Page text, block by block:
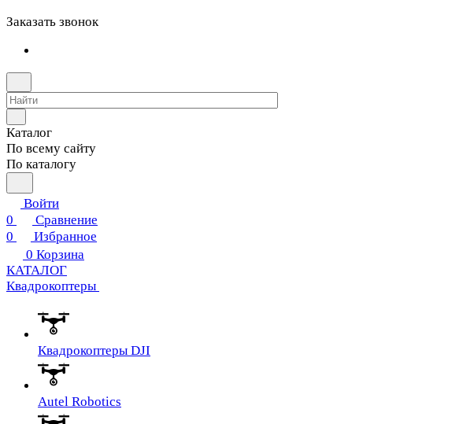
Заказать звонок
Каталог
По всему сайту
По каталогу
Войти
0
Сравнение
0
Избранное
0 Корзина
КАТАЛОГ
Квадрокоптеры
Квадрокоптеры DJI
Autel Robotics